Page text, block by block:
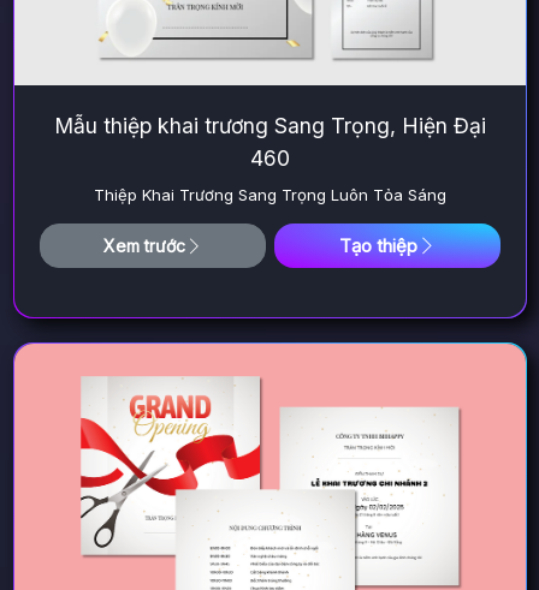
Mẫu thiệp khai trương Sang Trọng, Hiện Đại
460
Thiệp Khai Trương Sang Trọng Luôn Tỏa Sáng
Xem trước Tạo thiệp